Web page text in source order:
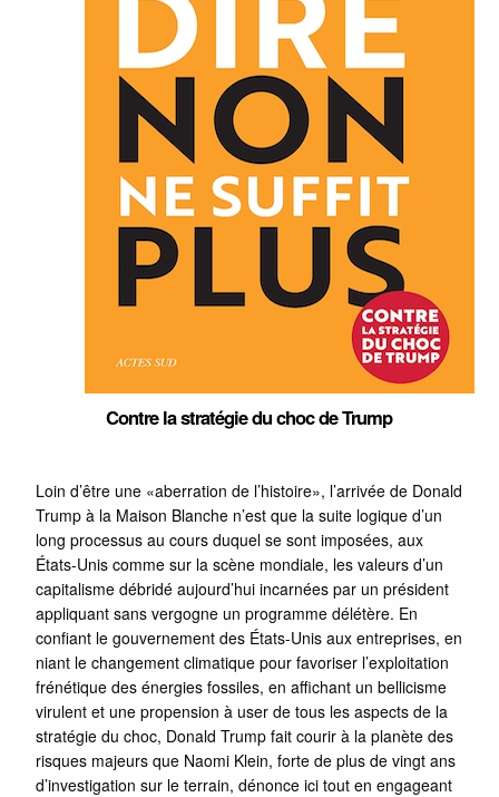
Contre la stratégie du choc de Trump
Loin d’être une «aberration de l’histoire», l’arrivée de Donald
Trump à la Maison Blanche n’est que la suite logique d’un
long processus au cours duquel se sont imposées, aux
États-Unis comme sur la scène mondiale, les valeurs d’un
capitalisme débridé aujourd’hui incarnées par un président
appliquant sans vergogne un programme délétère. En
confiant le gouvernement des États-Unis aux entreprises, en
niant le changement climatique pour favoriser l’exploitation
frénétique des énergies fossiles, en affichant un bellicisme
virulent et une propension à user de tous les aspects de la
stratégie du choc, Donald Trump fait courir à la planète des
risques majeurs que Naomi Klein, forte de plus de vingt ans
d’investigation sur le terrain, dénonce ici tout en engageant